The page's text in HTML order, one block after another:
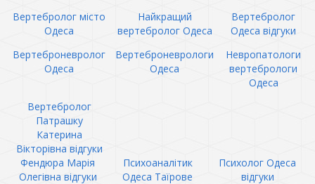
Вертебролог місто
Одеса
Найкращий
вертебролог Одеса
Вертебролог
Одеса відгуки
Вертеброневролог
Одеса
Вертеброневрологи
Одеса
Невропатологи
вертебрологи
Одеса
Вертебролог
Патрашку
Катерина
Вікторівна відгуки
Фендюра Марія
Олегівна відгуки
Психоаналітик
Одеса Таїрове
Психолог Одеса
відгуки